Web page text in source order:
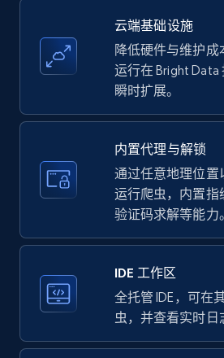
35.3K+ 5.7K+
LinkedIn company
ID, Name, Country code,
Employees in linkedin, About,
more.
Instagram - Profiles
business account, Is
云端基础设施
降低硬件与维护
运行在 Bright
瞬时扩展。
内置代理与解锁
通过任意地理位置
运行爬虫，内置指
验证码求解等能力。
IDE 工作区
全托管 IDE，可在
虫，并查看实时日